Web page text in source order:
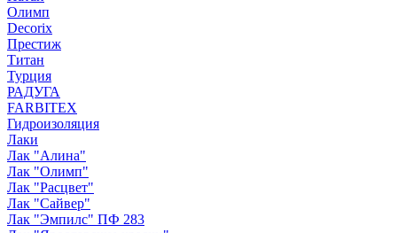
Олимп
Decorix
Престиж
Титан
Турция
РАДУГА
FARBITEX
Гидроизоляция
Лаки
Лак "Алина"
Лак "Олимп"
Лак "Расцвет"
Лак "Сайвер"
Лак "Эмпилс" ПФ 283